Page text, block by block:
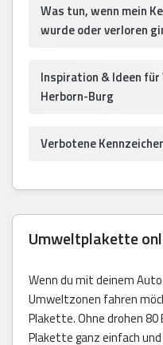
Was tun, wenn mein
wurde oder verloren
Inspiration & Ideen für
Herborn-Burg
Verbotene
Umweltplakette
Wenn du mit deinem
Umweltzonen fahren
Plakette. Ohne drohen 80
Plakette ganz einfach